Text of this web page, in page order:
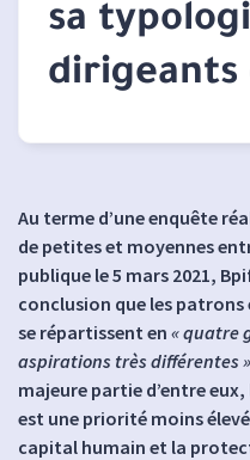
sa
dirigeants
Au terme d’une enquête
de petites et moyennes
publique le 5 mars 2021,
conclusion que les patrons
se répartissent en « quatre
aspirations très différentes »
majeure partie d’entre
est une priorité moins
capital humain et la